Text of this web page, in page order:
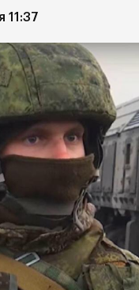
11:37